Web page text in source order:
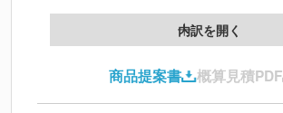
製版代
印刷代
北海道・沖縄・離島 別途
内訳を開く
商品提案書 概算見積PDF